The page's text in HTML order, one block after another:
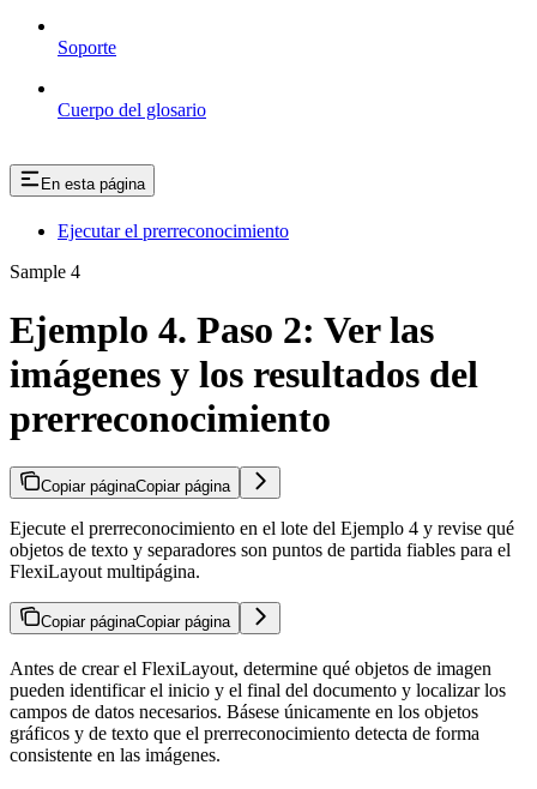
Soporte
Cuerpo del glosario
En esta página
Ejecutar el prerreconocimiento
Sample 4
Ejemplo 4. Paso 2: Ver las
imágenes y los resultados del
prerreconocimiento
Copiar páginaCopiar página
Ejecute el prerreconocimiento en el lote del Ejemplo 4 y revise qué
objetos de texto y separadores son puntos de partida fiables para el
FlexiLayout multipágina.
Copiar páginaCopiar página
Antes de crear el FlexiLayout, determine qué objetos de imagen
pueden identificar el inicio y el final del documento y localizar los
campos de datos necesarios. Básese únicamente en los objetos
gráficos y de texto que el prerreconocimiento detecta de forma
consistente en las imágenes.